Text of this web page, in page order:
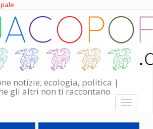
notizie, ecologia, politica |
gli altri non ti raccontano
Toggle